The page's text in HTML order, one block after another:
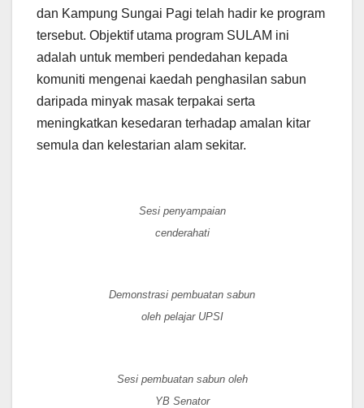
dan Kampung Sungai Pagi telah hadir ke program
tersebut. Objektif utama program SULAM ini
adalah untuk memberi pendedahan kepada
komuniti mengenai kaedah penghasilan sabun
daripada minyak masak terpakai serta
meningkatkan kesedaran terhadap amalan kitar
semula dan kelestarian alam sekitar.
Sesi penyampaian
cenderahati
Demonstrasi pembuatan sabun
oleh pelajar UPSI
Sesi pembuatan sabun oleh
YB Senator